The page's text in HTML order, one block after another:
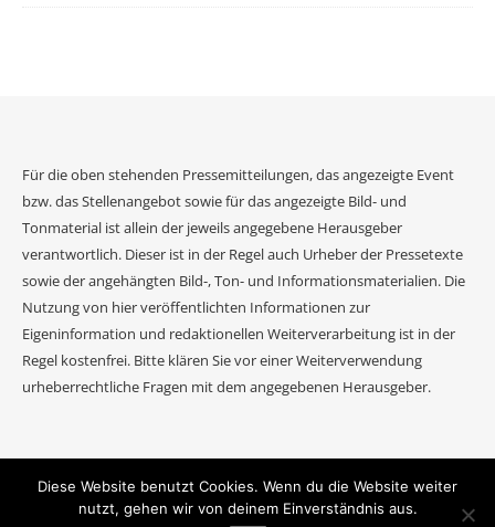
Für die oben stehenden Pressemitteilungen, das angezeigte Event
bzw. das Stellenangebot sowie für das angezeigte Bild- und
Tonmaterial ist allein der jeweils angegebene Herausgeber
verantwortlich. Dieser ist in der Regel auch Urheber der Pressetexte
sowie der angehängten Bild-, Ton- und Informationsmaterialien. Die
Nutzung von hier veröffentlichten Informationen zur
Eigeninformation und redaktionellen Weiterverarbeitung ist in der
Regel kostenfrei. Bitte klären Sie vor einer Weiterverwendung
urheberrechtliche Fragen mit dem angegebenen Herausgeber.
2026 Event Journal ©.
Diese Website benutzt Cookies. Wenn du die Website weiter
nutzt, gehen wir von deinem Einverständnis aus.